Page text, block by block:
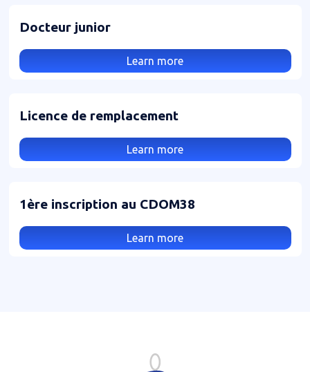
Docteur junior
Learn more
Licence de remplacement
Learn more
1ère inscription au CDOM38
Learn more